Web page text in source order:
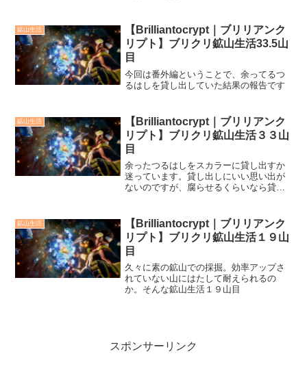
鉱山生活
【Brilliantocrypt｜ブリリアンク
リプト】ブリクリ鉱山生活33.5山
目
今回は番外編ということで、余ってるつ
るはしを貸し出していた結果の報告です
鉱山生活
【Brilliantocrypt｜ブリリアンク
リプト】ブリクリ鉱山生活３３山
目
余ったつるはしをスカラーに貸し出すか
迷っています。貸し出しにいい思い出が
ないのですが、腐らせるくらいなら貸し
鉱山生活
【Brilliantocrypt｜ブリリアンク
リプト】ブリクリ鉱山生活１９山
目
久々に素の鉱山での採掘。効率アップさ
れていない山にはたして耐えられるの
か。そんな鉱山生活１９山目
スポンサーリンク